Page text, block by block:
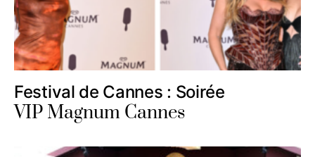
Festival de Cannes : Soirée
VIP Magnum Cannes